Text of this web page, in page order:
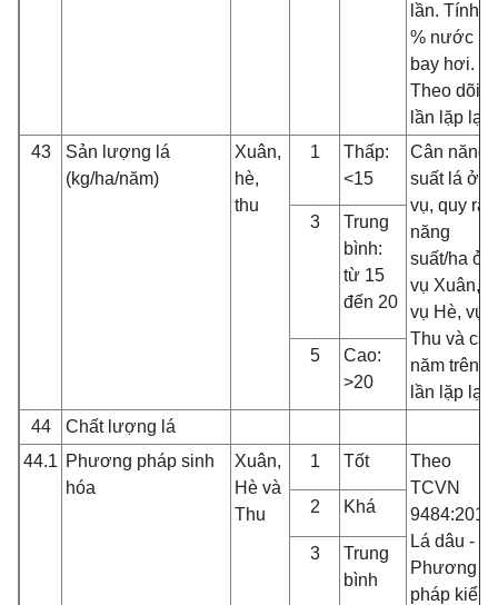
lần. Tính
% nước
bay hơi.
Theo dõi 3
lần lặp lại
43
Sản lượng lá
(kg/ha/năm)
Xuân,
hè,
thu
1
Thấp:
<15
Cân năng
suất lá ở 3
vụ, quy ra
năng
suất/ha ở
vụ Xuân,
vụ Hè, vụ
Thu và cả
năm trên 3
lần lặp lại
3
Trung
bình:
từ 15
đến 20
5
Cao:
>20
44
Chất lượng lá
44.1 Phương pháp sinh
hóa
Xuân,
Hè và
Thu
1 Tốt
Theo
TCVN
9484:2013
Lá dâu -
Phương
pháp kiểm
2 Khá
3
Trung
bình